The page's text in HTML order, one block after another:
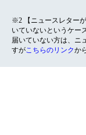
※2 【ニュースレター
いていないというケー
届いていない方は、ニ
すがこちらのリンクか